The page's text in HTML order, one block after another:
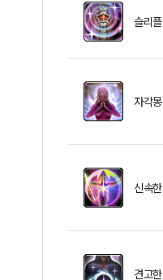
슬리플
자각몽
신속
견고